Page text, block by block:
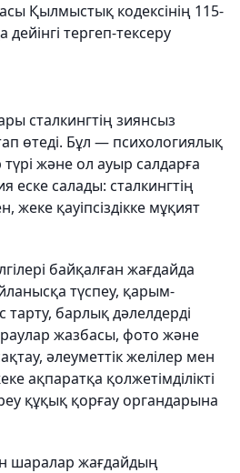
Қылмыстық кодексінің 115-
дейінгі тергеп-тексеру
сталкингтің зиянсыз
өтеді. Бұл — психологиялық
және ол ауыр салдарға
еске салады: сталкингтің
жеке қауіпсіздікке мұқият
байқалған жағдайда
түспеу, қарым-
барлық дәлелдерді
жазбасы, фото және
әлеуметтік желілер мен
ақпаратқа қолжетімділікті
құқық қорғау органдарына
шаралар жағдайдың